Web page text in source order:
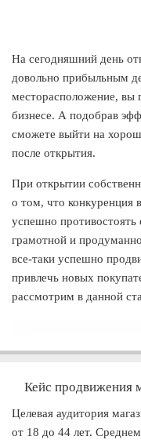
На сегодняшний день
довольно прибыльным
месторасположение, вы
бизнесе. А подобрав
сможете выйти на
после открытия.
При открытии
о том, что конкуренция
успешно
грамотной и
все-таки успешно
привлечь новых
рассмотрим в данной
Кейс продвижения
Целевая аудитория
от 18 до 44 лет.